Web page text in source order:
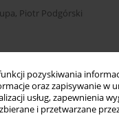
pozyskiwania
oraz zapisywanie w
usług, zapewnienia
i przetwarzane
, Piotr Podgórski
Jeana